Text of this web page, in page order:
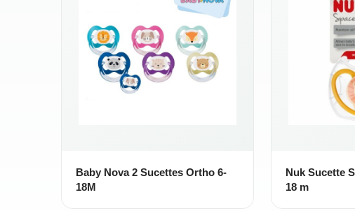
Baby Nova 2 Sucettes Ortho 6-
18M
Nuk Sucette
18 m